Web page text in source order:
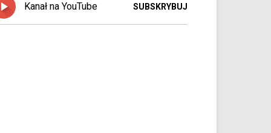
Kanał na YouTube SUBSKRYBUJ